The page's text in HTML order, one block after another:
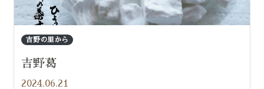
吉野の里から
吉野葛
2024.06.21